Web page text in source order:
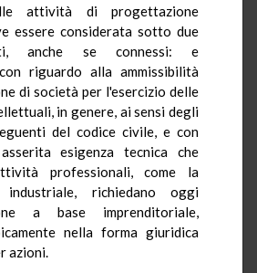
attività di progettazione
essere considerata sotto due
anche se connessi: e
riguardo alla ammissibilità
di società per l'esercizio delle
in genere, ai sensi degli
del codice civile, e con
esigenza tecnica che
professionali, come la
industriale, richiedano oggi
a base imprenditoriale,
nella forma giuridica
azioni.